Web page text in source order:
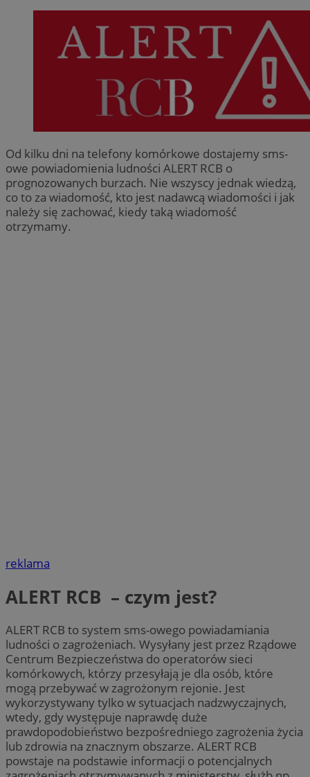
Od kilku dni na telefony komórkowe dostajemy sms-
owe powiadomienia ludności ALERT RCB o
prognozowanych burzach. Nie wszyscy jednak wiedzą,
co to za wiadomość, kto jest nadawcą wiadomości i jak
należy się zachować, kiedy taką wiadomość
otrzymamy.
reklama
ALERT RCB – czym jest?
ALERT RCB to system sms-owego powiadamiania
ludności o zagrożeniach. Wysyłany jest przez Rządowe
Centrum Bezpieczeństwa do operatorów sieci
komórkowych, którzy przesyłają je dla osób, które
mogą przebywać w zagrożonym rejonie. Jest
wykorzystywany tylko w sytuacjach nadzwyczajnych,
wtedy, gdy występuje naprawdę duże
prawdopodobieństwo bezpośredniego zagrożenia życia
lub zdrowia na znacznym obszarze. ALERT RCB
powstaje na podstawie informacji o potencjalnych